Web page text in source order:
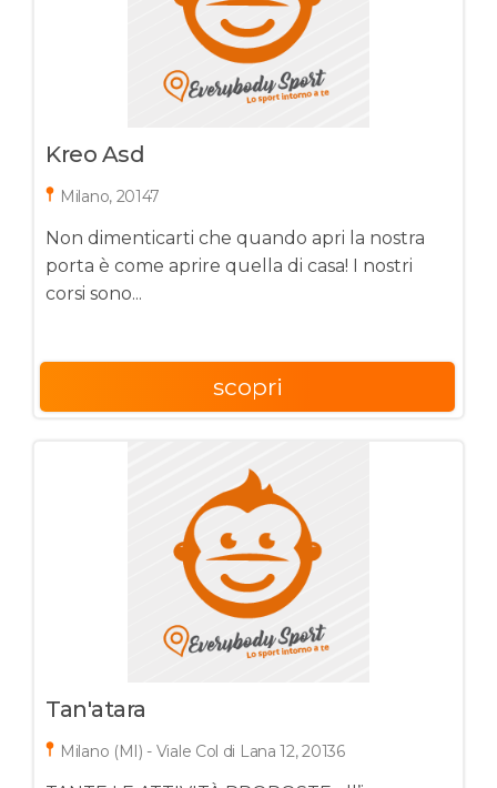
Kreo Asd
Milano, 20147
Non dimenticarti che quando apri la nostra
porta è come aprire quella di casa! I nostri
corsi sono...
scopri
Tan'atara
Milano (MI) - Viale Col di Lana 12, 20136